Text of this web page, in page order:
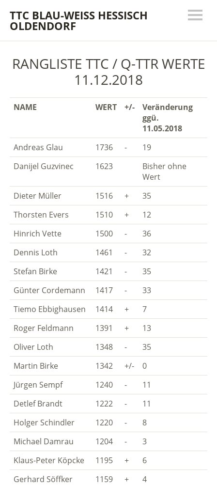
TTC BLAU-WEISS HESSISCH
OLDENDORF
RANGLISTE TTC / Q-TTR WERTE
11.12.2018
NAME WERT +/-
Veränderung
ggü.
11.05.2018
Andreas Glau
1736 -
19
Danijel Guzvinec
1623
Bisher ohne
Wert
Dieter Müller
1516 +
35
Thorsten Evers
1510 +
12
Hinrich Vette
1500 -
36
Dennis Loth
1461 -
32
Stefan Birke
1421 -
35
Günter Cordemann
1417 -
33
Tiemo Ebbighausen
1414 +
7
Roger Feldmann
1391 +
13
Oliver Loth
1348 -
35
Martin Birke
1342 +/-
0
Jürgen Sempf
1240 -
11
Detlef Brandt
1222 -
11
Holger Schindler
1220 -
8
Michael Damrau
1204 -
3
Klaus-Peter Köpcke
1195 +
6
Gerhard Söffker
1159 +
4